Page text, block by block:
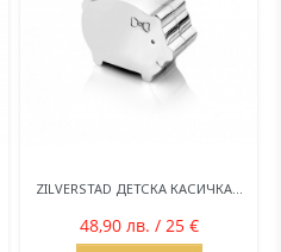
ZILVERSTAD ДЕТСКА КАСИЧКА...
48,90 лв. / 25 €